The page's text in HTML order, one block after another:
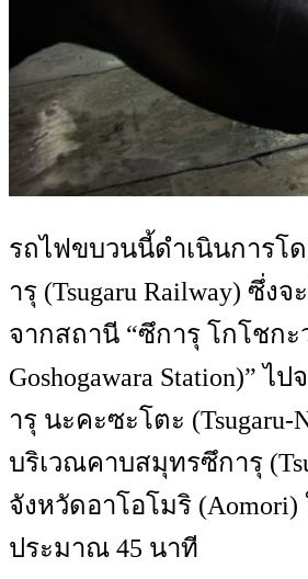
รถไฟขบวนนี้ดำเนินการโ
ารุ (Tsugaru Railway) ซึ่งจ
จากสถานี “ซึการุ โกโชกะ
Goshogawara Station)” ไ
ารุ นะคะซะโตะ (Tsugaru-
บริเวณคาบสมุทรซึการุ
จังหวัดอาโอโมริ (Aomori)
ประมาณ 45 นาที